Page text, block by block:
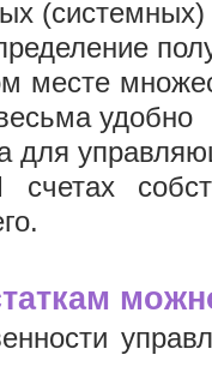
(системных)
месте
удобно
для